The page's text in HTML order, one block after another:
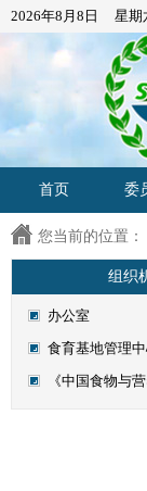
2026年8月8日 星
首页 委
您当前的位置：
组织
办公室
食育基地管理
《中国食物与